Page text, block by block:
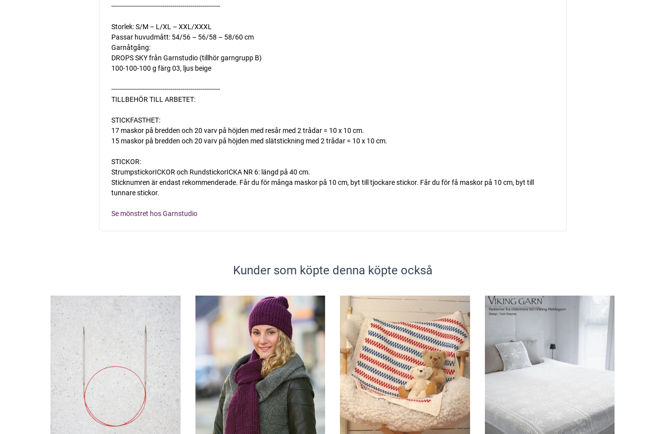
-------------------------------------------------------
Storlek: S/M – L/XL – XXL/XXXL
Passar huvudmått: 54/56 – 56/58 – 58/60 cm
Garnåtgång:
DROPS SKY från Garnstudio (tillhör garngrupp B)
100-100-100 g färg 03, ljus beige
-------------------------------------------------------
TILLBEHÖR TILL ARBETET:
STICKFASTHET:
17 maskor på bredden och 20 varv på höjden med resår med 2 trådar = 10 x 10 cm.
15 maskor på bredden och 20 varv på höjden med slätstickning med 2 trådar = 10 x 10 cm.
STICKOR:
StrumpstickorICKOR och RundstickorICKA NR 6: längd på 40 cm.
Sticknumren är endast rekommenderade. Får du för många maskor på 10 cm, byt till tjockare stickor. Får du för få maskor på 10 cm, byt till
tunnare stickor.
Se mönstret hos Garnstudio
Kunder som köpte denna köpte också